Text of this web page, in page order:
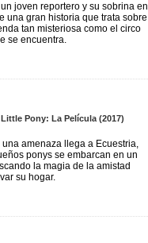
joven reportero y su sobrina en
una gran historia que trata sobre
tan misteriosa como el circo
se encuentra.
Pony: La Película (2017)
amenaza llega a Ecuestria,
ponys se embarcan en un
la magia de la amistad
su hogar.